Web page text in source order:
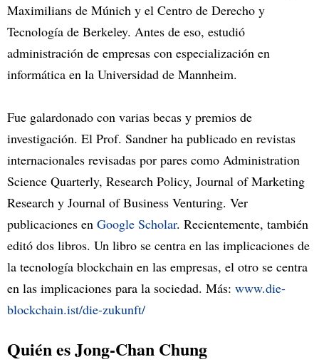
Maximilians de Múnich y el Centro de Derecho y
Tecnología de Berkeley. Antes de eso, estudió
administración de empresas con especialización en
informática en la Universidad de Mannheim.
Fue galardonado con varias becas y premios de
investigación. El Prof. Sandner ha publicado en revistas
internacionales revisadas por pares como Administration
Science Quarterly, Research Policy, Journal of Marketing
Research y Journal of Business Venturing. Ver
publicaciones en Google Scholar. Recientemente, también
editó dos libros. Un libro se centra en las implicaciones de
la tecnología blockchain en las empresas, el otro se centra
en las implicaciones para la sociedad. Más: www.die-
blockchain.ist/die-zukunft/
Quién es Jong-Chan Chung